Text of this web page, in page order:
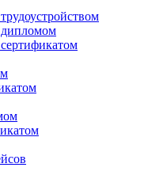
дипломом